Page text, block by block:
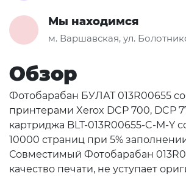
Мы находимся
м. Варшавская, ул.
Обзор
Фотобарабан БУЛАТ 013R00655
принтерами Xerox DCP 700, DCP
картриджа BLT-013R00655-C-M-Y
10000 страниц при 5%
Совместимый Фотобарабан
качество печати, не уступает